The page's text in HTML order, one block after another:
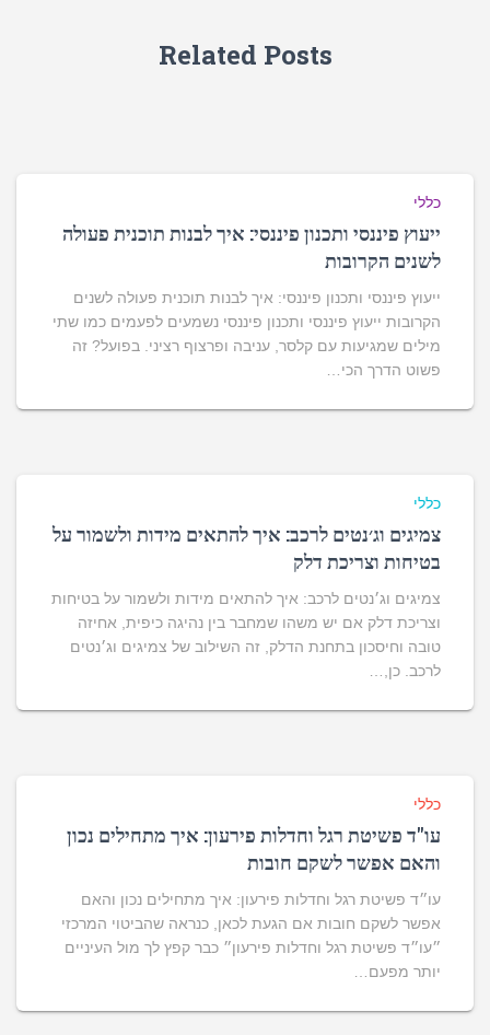
Related Posts
כללי
ייעוץ פיננסי ותכנון פיננסי: איך לבנות תוכנית פעולה
לשנים הקרובות
ייעוץ פיננסי ותכנון פיננסי: איך לבנות תוכנית פעולה לשנים
הקרובות ייעוץ פיננסי ותכנון פיננסי נשמעים לפעמים כמו שתי
מילים שמגיעות עם קלסר, עניבה ופרצוף רציני. בפועל? זה
פשוט הדרך הכי…
כללי
צמיגים וג׳נטים לרכב: איך להתאים מידות ולשמור על
בטיחות וצריכת דלק
צמיגים וג׳נטים לרכב: איך להתאים מידות ולשמור על בטיחות
וצריכת דלק אם יש משהו שמחבר בין נהיגה כיפית, אחיזה
טובה וחיסכון בתחנת הדלק, זה השילוב של צמיגים וג׳נטים
לרכב. כן,…
כללי
עו"ד פשיטת רגל וחדלות פירעון: איך מתחילים נכון
והאם אפשר לשקם חובות
עו״ד פשיטת רגל וחדלות פירעון: איך מתחילים נכון והאם
אפשר לשקם חובות אם הגעת לכאן, כנראה שהביטוי המרכזי
״עו״ד פשיטת רגל וחדלות פירעון״ כבר קפץ לך מול העיניים
יותר מפעם…